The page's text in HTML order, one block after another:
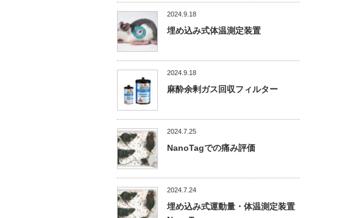
2024.9.18
埋め込み式体温測定装置
2024.9.18
麻酔余剰ガス回収フィルター
2024.7.25
NanoTagでの痛み評価
2024.7.24
埋め込み式運動量・体温測定装置